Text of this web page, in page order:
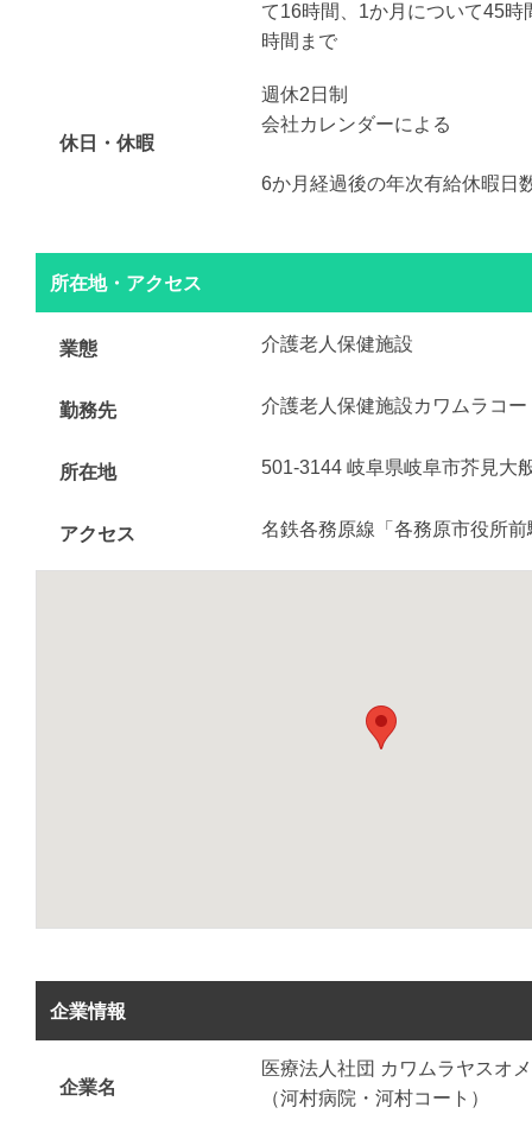
て16時間、1か月について45時
時間まで
休日・休暇
週休2日制
会社カレンダーによる
6か月経過後の年次有給休暇日
所在地・アクセス
業態 介護老人保健施設
勤務先 介護老人保健施設カワムラコー
所在地 501-3144 岐阜県岐阜市芥見大
アクセス 名鉄各務原線「各務原市役所
企業情報
企業名
医療法人社団 カワムラヤスオ
（河村病院・河村コート）